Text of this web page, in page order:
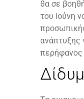
θα σε
του Ιούνη
ανάπτυξης
περήφανος